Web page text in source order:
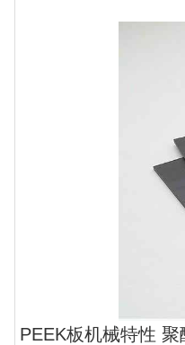
PEEK板机械特性